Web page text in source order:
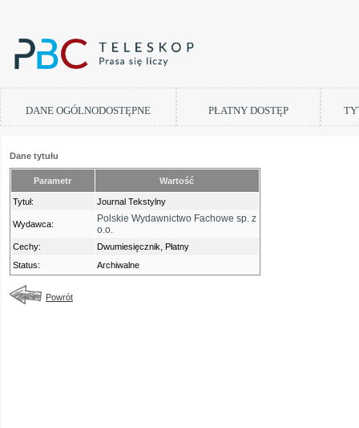
DANE OGÓLNODOSTĘPNE PŁATNY DOSTĘP
Dane tytułu
Parametr Wartość
Tytuł: Journal Tekstylny
Wydawca:
Polskie Wydawnictwo Fachowe sp. z
o.o.
Cechy:
Dwumiesięcznik, Płatny
Status:
Archiwalne
Powrót